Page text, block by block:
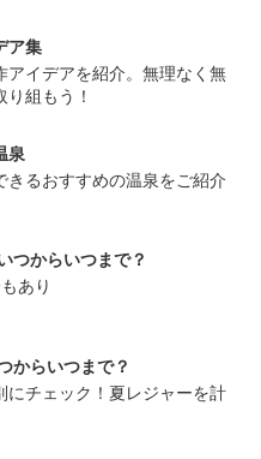
ア集
アイデアを紹介。無理なく無
組もう！
泉
きるおすすめの温泉をご紹介
つからいつまで？
あり
からいつまで？
にチェック！夏レジャーを計